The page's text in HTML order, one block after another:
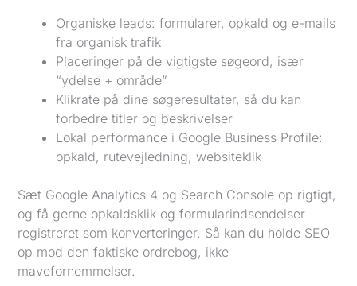
Organiske leads: formularer, opkald og e-mails
fra organisk trafik
Placeringer på de vigtigste søgeord, især
“ydelse + område”
Klikrate på dine søgeresultater, så du kan
forbedre titler og beskrivelser
Lokal performance i Google Business Profile:
opkald, rutevejledning, websiteklik
Sæt Google Analytics 4 og Search Console op rigtigt,
og få gerne opkaldsklik og formularindsendelser
registreret som konverteringer. Så kan du holde SEO
op mod den faktiske ordrebog, ikke
mavefornemmelser.